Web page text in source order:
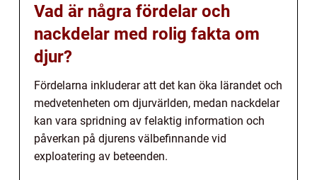
Vad är några fördelar och
nackdelar med rolig fakta om
djur?
Fördelarna inkluderar att det kan öka lärandet och
medvetenheten om djurvärlden, medan nackdelar
kan vara spridning av felaktig information och
påverkan på djurens välbefinnande vid
exploatering av beteenden.